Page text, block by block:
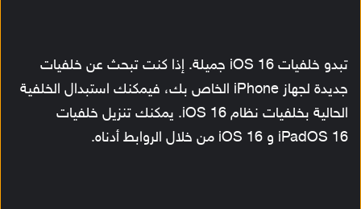
تبدو خلفيات iOS 16 جميلة. إذا كنت تبحث عن خلفيات
جديدة لجهاز iPhone الخاص بك، فيمكنك استبدال الخلفية
الحالية بخلفيات نظام iOS 16. يمكنك تنزيل خلفيات
iPadOS 16 و iOS 16 من خلال الروابط أدناه.